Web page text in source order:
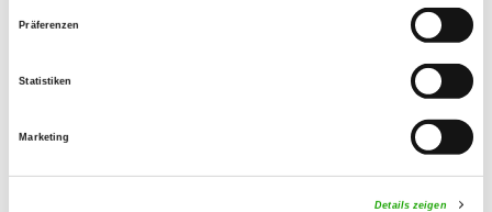
Präferenzen
Statistiken
Marketing
Details zeigen
OG - Ingolstadt-Süd e.V.
85053 Ingolstadt
OG - Kelheim e.V.
Hienheimerstr. 40